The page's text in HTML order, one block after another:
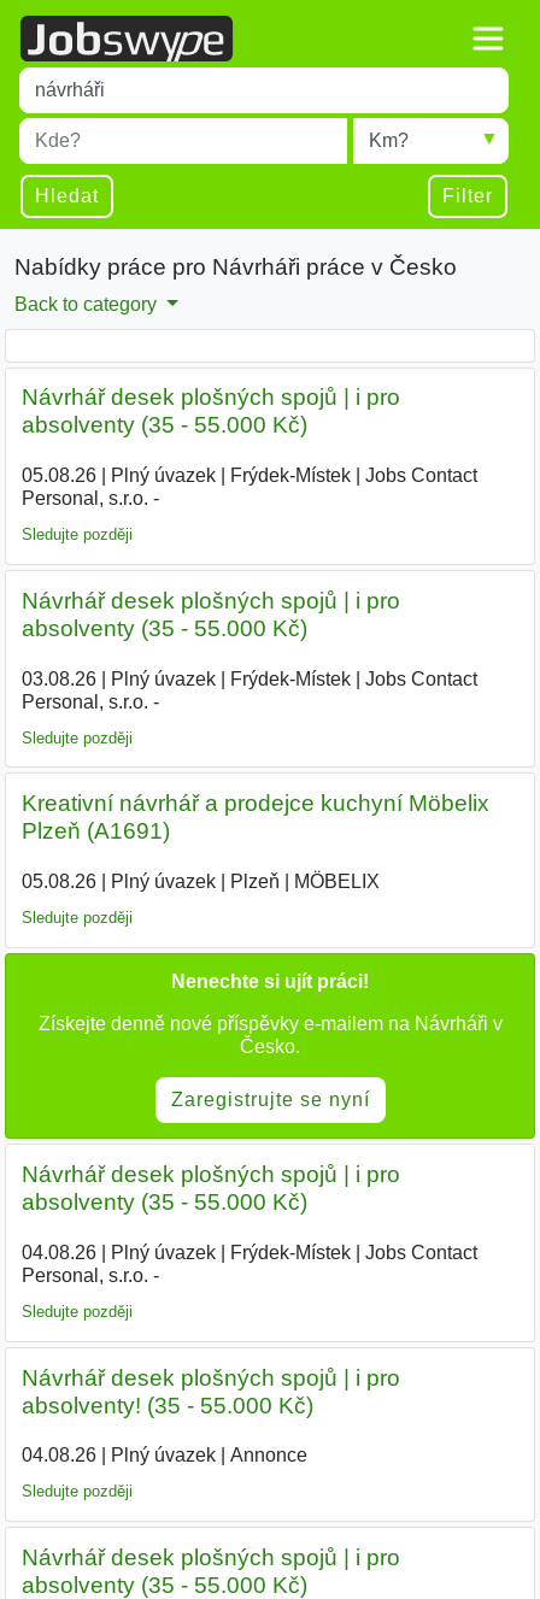
Title
Type 1 or more characters for results.
Místo
Type 1 or more characters for results.
Radius
Hledat Filter
Nabídky práce pro Návrháři práce v Česko
Back to category
Návrhář desek plošných spojů | i pro
absolventy (35 - 55.000 Kč)
05.08.26| Plný úvazek| Frýdek-Místek|
Jobs Contact
Personal, s.r.o. -
Sledujte později
Návrhář desek plošných spojů | i pro
absolventy (35 - 55.000 Kč)
03.08.26| Plný úvazek| Frýdek-Místek|
Jobs Contact
Personal, s.r.o. -|
Sledujte později
Kreativní návrhář a prodejce kuchyní Möbelix
Plzeň (A1691)
05.08.26| Plný úvazek| Plzeň MÖBELIX
Sledujte později
Nenechte si ujít práci!
Získejte denně nové příspěvky e-mailem na Návrháři v
Česko.
Zaregistrujte se nyní
Návrhář desek plošných spojů | i pro
absolventy (35 - 55.000 Kč)
04.08.26| Plný úvazek| Frýdek-Místek|
Jobs Contact
Personal, s.r.o. -
Sledujte později
Návrhář desek plošných spojů | i pro
absolventy! (35 - 55.000 Kč)
04.08.26| Plný úvazek| Annonce
Sledujte později
Návrhář desek plošných spojů | i pro
absolventy (35 - 55.000 Kč)